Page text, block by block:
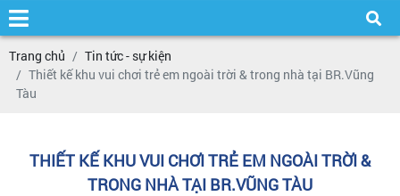
Trang chủ
Tin tức - sự kiện
Thiết kế khu vui chơi trẻ em ngoài trời & trong nhà tại BR.Vũng
Tàu
THIẾT KẾ KHU VUI CHƠI TRẺ EM NGOÀI TRỜI &
TRONG NHÀ TẠI BR.VŨNG TÀU